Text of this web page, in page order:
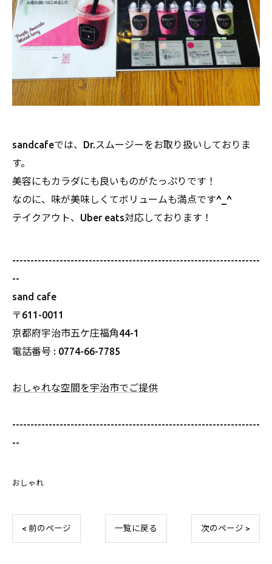
sandcafeでは、Dr.スムージーをお取り扱いしておりま
す。
美容にもカラダにも良いものがたっぷりです！
なのに、味が美味しくてボリュームも満点です^_^
テイクアウト、Uber eats対応しております！
--------------------------------------------------------------------
--
sand cafe
〒611-0011
京都府宇治市五ケ庄福角44-1
電話番号 : 0774-66-7785
おしゃれな空間を宇治市でご提供
--------------------------------------------------------------------
--
おしゃれ
< 前のページ 一覧に戻る 次のページ >